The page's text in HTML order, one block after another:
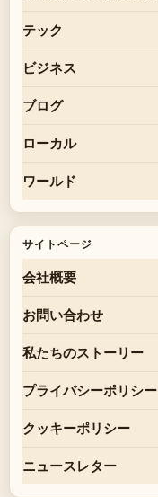
テック
ビジネス
ブログ
ローカル
ワールド
サイトページ
会社概要
お問い合わせ
私たちのストーリー
プライバシーポリシー
クッキーポリシー
ニュースレター